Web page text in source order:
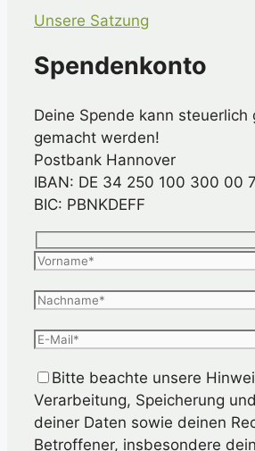
Unsere Satzung
Spendenkonto
Deine Spende kann steuerlich
gemacht werden!
Postbank Hannover
IBAN: DE 34 250 100 300 00
BIC: PBNKDEFF
Bitte beachte unsere
Verarbeitung, Speicherung
deiner Daten sowie deinen
Betroffener, insbesondere